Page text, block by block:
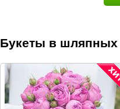
Букеты в шляпных